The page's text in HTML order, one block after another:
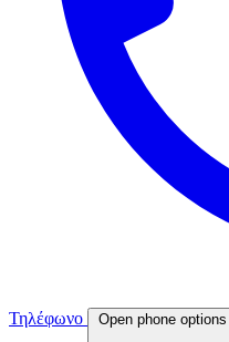
Τηλέφωνο Open phone options